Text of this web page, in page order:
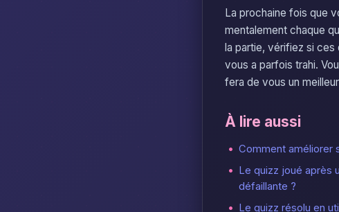
La prochaine fois que
mentalement chaque
la partie, vérifiez si
vous a parfois trahi.
fera de vous un
À lire aussi
Comment améliorer
Le quizz joué après
défaillante ?
Le quizz résolu en